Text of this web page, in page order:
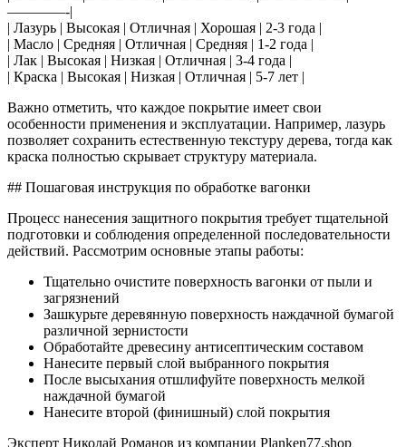
————-|
| Лазурь | Высокая | Отличная | Хорошая | 2-3 года |
| Масло | Средняя | Отличная | Средняя | 1-2 года |
| Лак | Высокая | Низкая | Отличная | 3-4 года |
| Краска | Высокая | Низкая | Отличная | 5-7 лет |
Важно отметить, что каждое покрытие имеет свои
особенности применения и эксплуатации. Например, лазурь
позволяет сохранить естественную текстуру дерева, тогда как
краска полностью скрывает структуру материала.
## Пошаговая инструкция по обработке вагонки
Процесс нанесения защитного покрытия требует тщательной
подготовки и соблюдения определенной последовательности
действий. Рассмотрим основные этапы работы:
Тщательно очистите поверхность вагонки от пыли и
загрязнений
Зашкурьте деревянную поверхность наждачной бумагой
различной зернистости
Обработайте древесину антисептическим составом
Нанесите первый слой выбранного покрытия
После высыхания отшлифуйте поверхность мелкой
наждачной бумагой
Нанесите второй (финишный) слой покрытия
Эксперт Николай Романов из компании Planken77.shop